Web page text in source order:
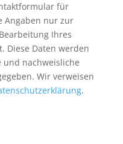
für
Angaben nur zur
Ihres
Diese Daten werden
nachweisliche
Wir verweisen
.